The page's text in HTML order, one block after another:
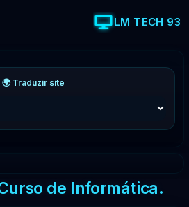
LM TECH 93
🌍 Traduzir site
de Informática.